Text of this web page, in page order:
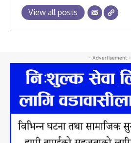
View all posts
- Advertisement -